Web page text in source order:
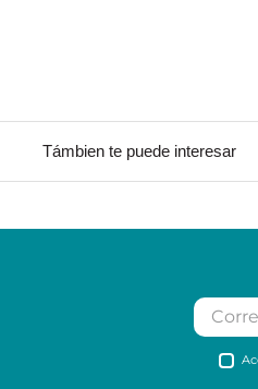
Támbien te puede interesar